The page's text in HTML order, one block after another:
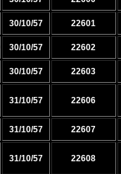
30/10/57 22601
30/10/57
22602
30/10/57 22603
31/10/57 22606
31/10/57 22607
31/10/57 22608